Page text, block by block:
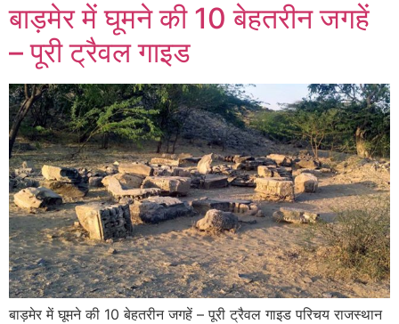
बाड़मेर में घूमने की 10 बेहतरीन जगहें
– पूरी ट्रैवल गाइड
बाड़मेर में घूमने की 10 बेहतरीन जगहें – पूरी ट्रैवल गाइड परिचय राजस्थान